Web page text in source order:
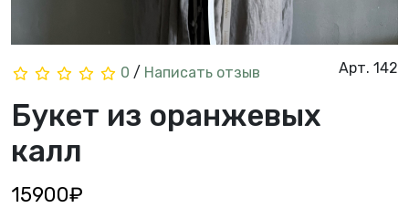
0 / Написать отзыв Арт. 142
Букет из оранжевых
калл
15900₽